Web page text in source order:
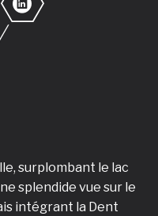
surplombant le lac
splendide vue sur le
intégrant la Dent